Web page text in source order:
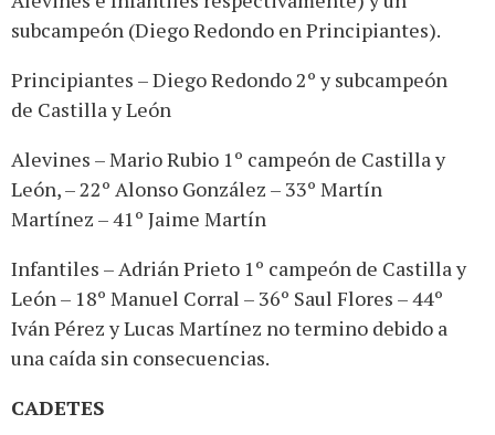
subcampeón (Diego Redondo en Principiantes).
Principiantes – Diego Redondo 2º y subcampeón
de Castilla y León
Alevines – Mario Rubio 1º campeón de Castilla y
León, – 22º Alonso González – 33º Martín
Martínez – 41º Jaime Martín
Infantiles – Adrián Prieto 1º campeón de Castilla y
León – 18º Manuel Corral – 36º Saul Flores – 44º
Iván Pérez y Lucas Martínez no termino debido a
una caída sin consecuencias.
CADETES